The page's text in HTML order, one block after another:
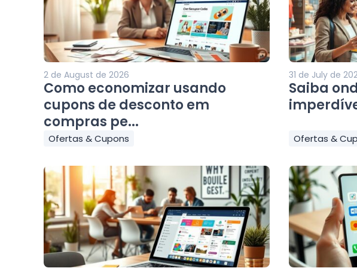
2 de August de 2026
Como economizar usando
cupons de desconto em
compras pe...
Ofertas & Cupons
31 de July de
Saiba
Ofertas &